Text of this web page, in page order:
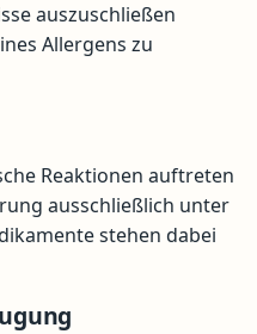
auszuschließen
Allergens zu
Reaktionen auftreten
ausschließlich unter
stehen dabei